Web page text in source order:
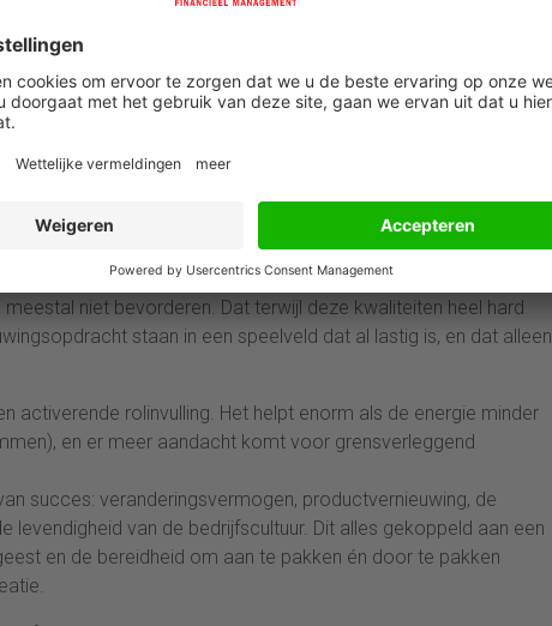
de veranderingen steeds sneller gaan en de onvoorspelbaarheid
er opgelost met het benoemen van steeds meer
levert immers niet persé een effectiever risicomanagement
aandeelhouderswaarde…
mensen. We lijken gevangen in een maalstroom van steeds
argwaan en meer bureaucratische controle. Het
zitten opgescheept: vol auditsystemen,
voor stuk zaken die de experimenteerbereidheid,
niet bevorderen. Dat terwijl deze kwaliteiten heel hard
staan in een speelveld dat al lastig is, en dat alleen
activerende rolinvulling. Het helpt enorm als de energie minder
en er meer aandacht komt voor grensverleggend
succes: veranderingsvermogen, productvernieuwing, de
levendigheid van de bedrijfscultuur. Dit alles gekoppeld aan een
en de bereidheid om aan te pakken én door te pakken